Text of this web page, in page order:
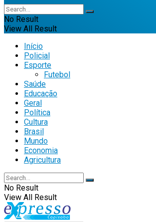
No Result
View All Result
Início
Policial
Esporte
Futebol
Saúde
Educação
Geral
Política
Cultura
Brasil
Mundo
Economia
Agricultura
No Result
View All Result